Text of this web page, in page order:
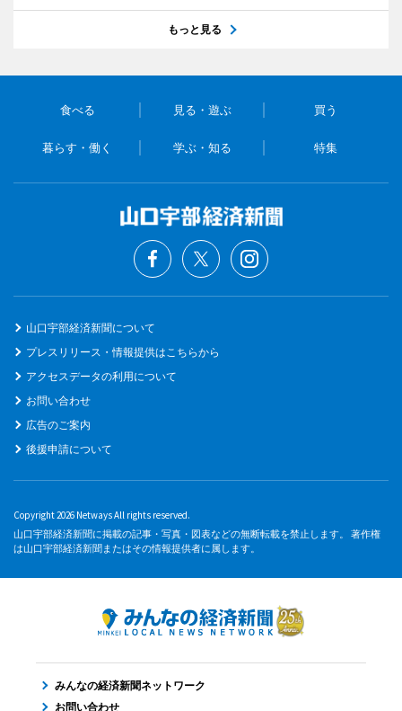
もっと見る
食べる 見る・遊ぶ 買う
暮らす・働く 学ぶ・知る 特集
山口宇部経済新聞について
プレスリリース・情報提供はこちらから
アクセスデータの利用について
お問い合わせ
広告のご案内
後援申請について
Copyright 2026 Netways All rights reserved.
山口宇部経済新聞に掲載の記事・写真・図表などの無断転載を禁止します。 著作権
は山口宇部経済新聞またはその情報提供者に属します。
みんなの経済新聞ネットワーク
お問い合わせ